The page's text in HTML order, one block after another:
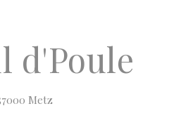
d'Poule
Metz